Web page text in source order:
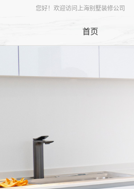
您好！欢迎访问上海别墅装修公司
首页